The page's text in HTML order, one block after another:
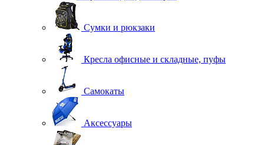
Сумки и рюкзаки
Кресла офисные и складные, пуфы
Самокаты
Аксессуары